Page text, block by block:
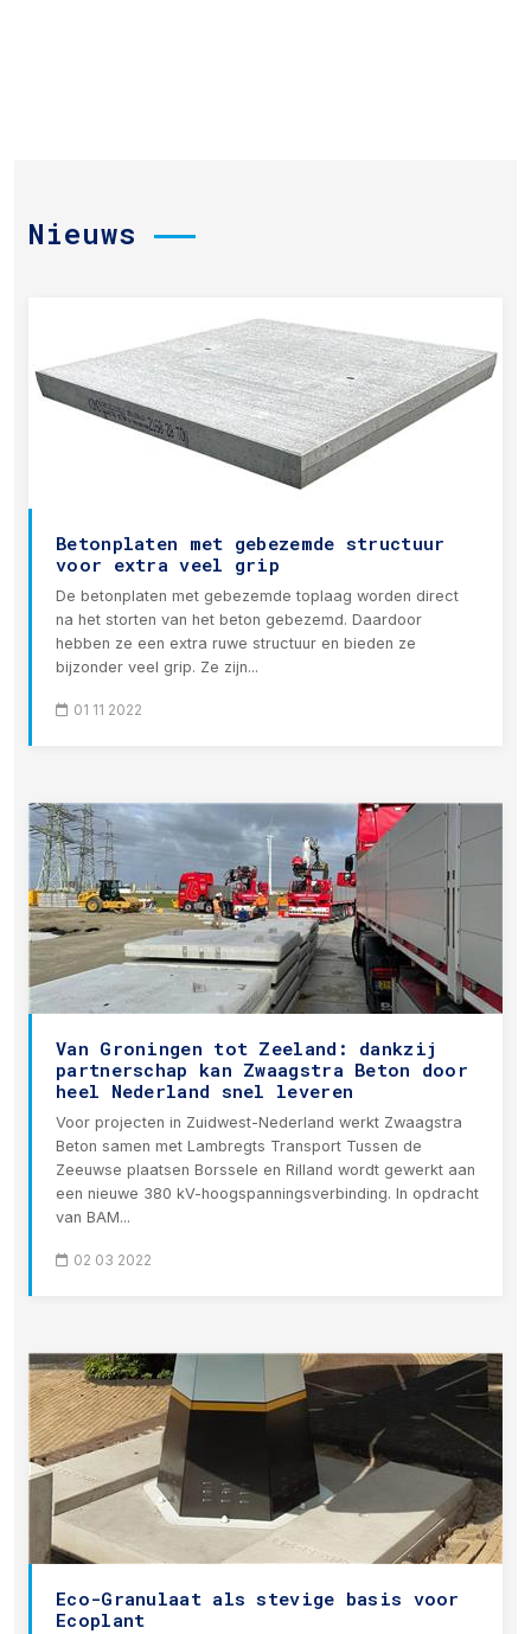
Nieuws
Betonplaten met gebezemde structuur
voor extra veel grip
De betonplaten met gebezemde toplaag worden direct
na het storten van het beton gebezemd. Daardoor
hebben ze een extra ruwe structuur en bieden ze
bijzonder veel grip. Ze zijn...
01 11 2022
Van Groningen tot Zeeland: dankzij
partnerschap kan Zwaagstra Beton door
heel Nederland snel leveren
Voor projecten in Zuidwest-Nederland werkt Zwaagstra
Beton samen met Lambregts Transport Tussen de
Zeeuwse plaatsen Borssele en Rilland wordt gewerkt aan
een nieuwe 380 kV-hoogspanningsverbinding. In opdracht
van BAM...
02 03 2022
Eco-Granulaat als stevige basis voor
Ecoplant